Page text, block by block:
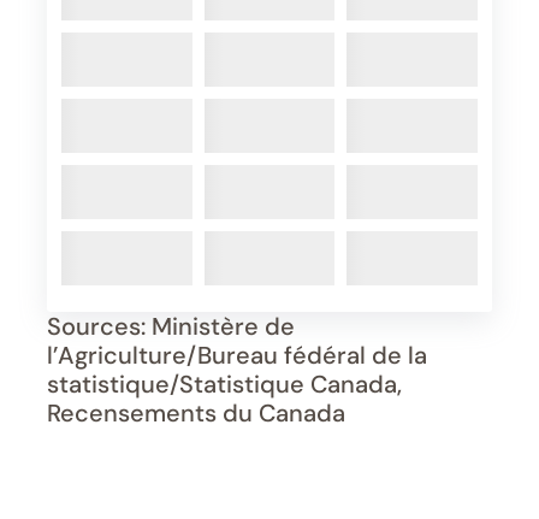
Sources: Ministère de
l’Agriculture/Bureau fédéral de la
statistique/Statistique Canada,
Recensements du Canada